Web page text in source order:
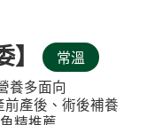
常溫
養多面向
產後、術後補養